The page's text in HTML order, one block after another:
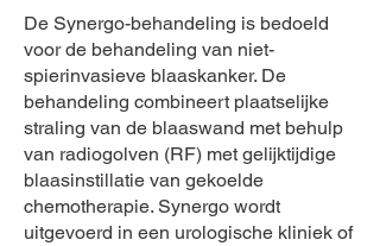
De Synergo-behandeling is bedoeld
voor de behandeling van niet-
spierinvasieve blaaskanker. De
behandeling combineert plaatselijke
straling van de blaaswand met behulp
van radiogolven (RF) met gelijktijdige
blaasinstillatie van gekoelde
chemotherapie. Synergo wordt
uitgevoerd in een urologische kliniek of